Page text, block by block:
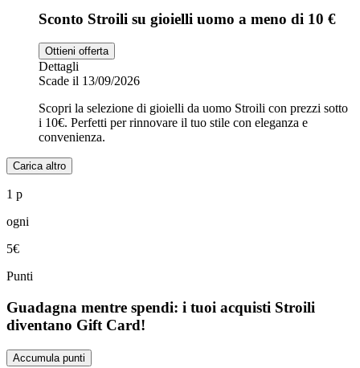
Sconto Stroili su gioielli uomo a meno di 10 €
Ottieni offerta
Dettagli
Scade il 13/09/2026
Scopri la selezione di gioielli da uomo Stroili con prezzi sotto
i 10€. Perfetti per rinnovare il tuo stile con eleganza e
convenienza.
Carica altro
1 p
ogni
5€
Punti
Guadagna mentre spendi: i tuoi acquisti Stroili
diventano Gift Card!
Accumula punti